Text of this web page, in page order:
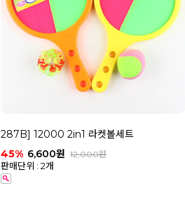
287B] 12000 2in1 라켓볼세트
45% 6,600원 12,000원
판매단위 : 2개